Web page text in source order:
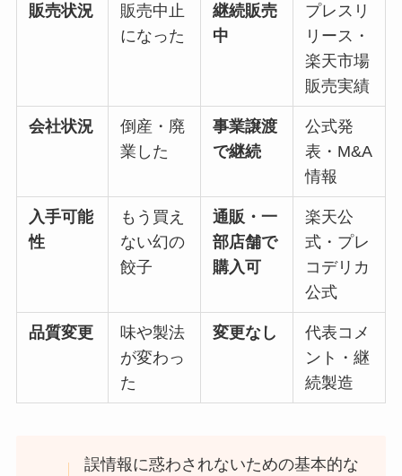
販売状況
販売中止
になった
継続販売
中
プレスリ
リース・
楽天市場
販売実績
会社状況
倒産・廃
業した
事業譲渡
で継続
公式発
表・M&A
情報
入手可能
性
もう買え
ない幻の
餃子
通販・一
部店舗で
購入可
楽天公
式・プレ
コデリカ
公式
品質変更
味や製法
が変わっ
た
変更なし
代表コメ
ント・継
続製造
誤情報に惑わされないための基本的な